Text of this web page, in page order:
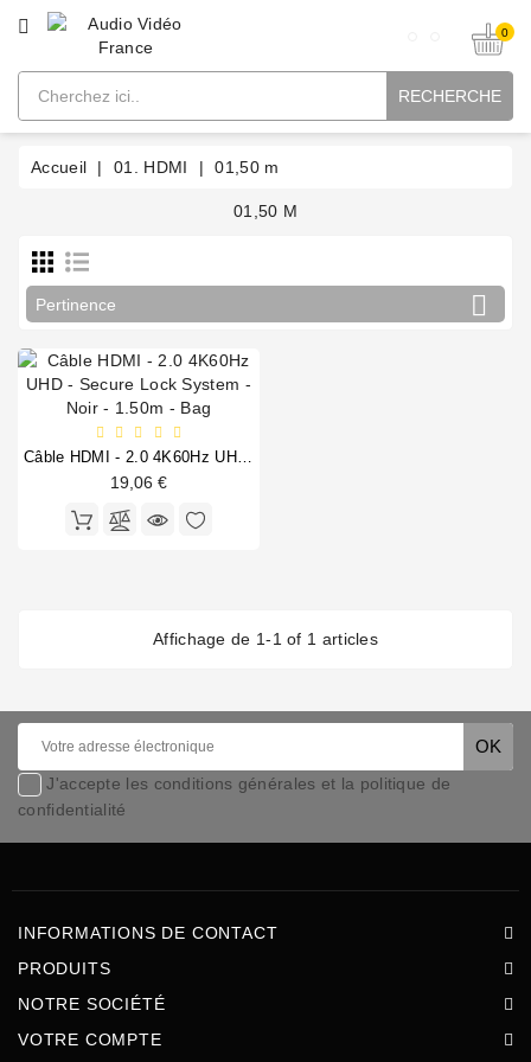
CATÉGORIE
RECHERCHE
0
Accueil 01. HDMI 01,50 m
01,50 M
Pertinence 
Câble HDMI - 2.0 4K60Hz UHD - Secure Lock System - Noir - 1.50m - Bag
19,06 €
Affichage de 1-1 of 1 articles
J'accepte les conditions générales et la politique de
confidentialité
INFORMATIONS DE CONTACT
PRODUITS
NOTRE SOCIÉTÉ
VOTRE COMPTE